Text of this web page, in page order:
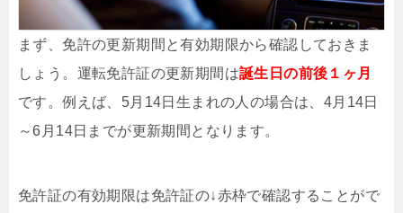
まず、免許の更新期間と有効期限から確認しておきま
しょう。運転免許証の更新期間は誕生日の前後１ヶ月
です。例えば、5月14日生まれの人の場合は、4月14日
～6月14日までが更新期間となります。
免許証の有効期限は免許証の↓赤枠で確認することがで